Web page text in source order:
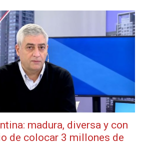
madura, diversa y con
de colocar 3 millones de